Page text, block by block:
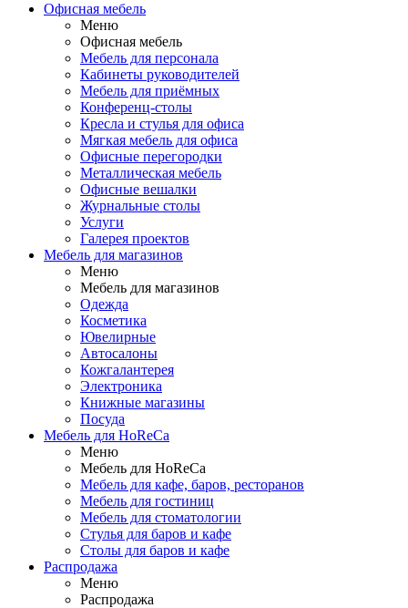
Офисная мебель
Меню
Офисная мебель
Мебель для персонала
Кабинеты руководителей
Мебель для приёмных
Конференц-столы
Кресла и стулья для офиса
Мягкая мебель для офиса
Офисные перегородки
Металлическая мебель
Офисные вешалки
Журнальные столы
Услуги
Галерея проектов
Мебель для магазинов
Меню
Мебель для магазинов
Одежда
Косметика
Ювелирные
Автосалоны
Кожгалантерея
Электроника
Книжные магазины
Посуда
Мебель для HoReCa
Меню
Мебель для HoReCa
Мебель для кафе, баров, ресторанов
Мебель для гостиниц
Мебель для стоматологии
Стулья для баров и кафе
Столы для баров и кафе
Распродажа
Меню
Распродажа